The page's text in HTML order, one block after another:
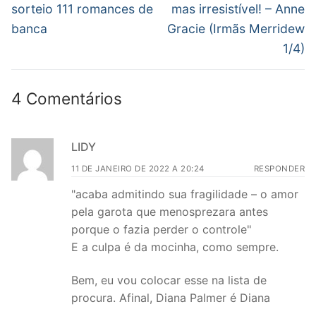
Post
anterior:
sorteio 111 romances de
banca
post:
mas irresistível! – Anne
Gracie (Irmãs Merridew
1/4)
4 Comentários
LIDY
11 DE JANEIRO DE 2022 A 20:24 RESPONDER
"acaba admitindo sua fragilidade – o amor
pela garota que menosprezara antes
porque o fazia perder o controle"
E a culpa é da mocinha, como sempre.
Bem, eu vou colocar esse na lista de
procura. Afinal, Diana Palmer é Diana